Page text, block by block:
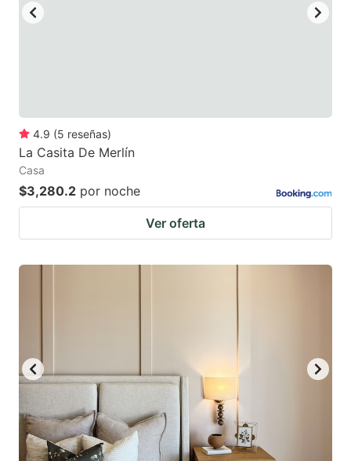
4.9 (5 reseñas)
La Casita De Merlín
Casa
$3,280.2 por noche
Ver oferta